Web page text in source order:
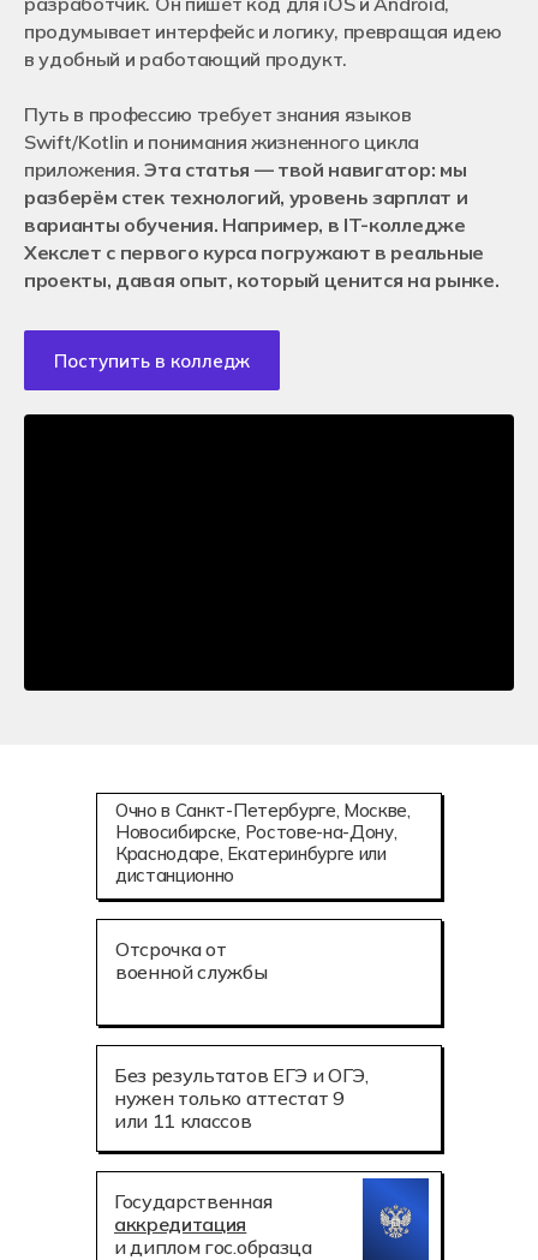
Подача документов
Очное обучение после 9-го класса
Очное обучение после 11-го класса
Дистанционное обучение
Чат для абитуриентов
Энциклопедия поступления
Поступление в ВУЗ после колледжа
Истории успехов студентов
Нужна помощь в выборе специальности
Кураторы и преподаватели
Отзывы студентов
Как помочь колледжу Хекслет?
Москва
Новосибирск
Санкт-Петербург
Екатеринбург
Краснодар
Ростов-на-Дону
Алматы, Казахстан
Онлайн обучение
+7 (800) 222-75-46
Подать заявку
Для работодателей
Франчайзинг
Оставить заявку
продумывает интерфейс и логику, превращая идею
в удобный и работающий продукт.
Путь в профессию требует знания языков
Swift/Kotlin и понимания жизненного цикла
приложения.Эта статья — твой навигатор: мы
разберём стек технологий, уровень зарплат и
варианты обучения. Например, в IT-колледже
Хекслет с первого курса погружают в реальные
проекты, давая опыт, который ценится на рынке.
Поступить в колледж
Государственная
аккредитация
и диплом гос.образца
Отсрочка от
военной службы
Без результатов ЕГЭ и ОГЭ,
нужен только аттестат 9
или 11 классов
Очно в Санкт-Петербурге, Москве,
Новосибирске, Ростове-на-Дону,
Краснодаре, Екатеринбурге или
дистанционно